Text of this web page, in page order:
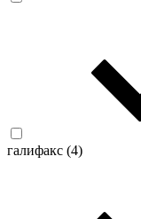
галифакс (4)